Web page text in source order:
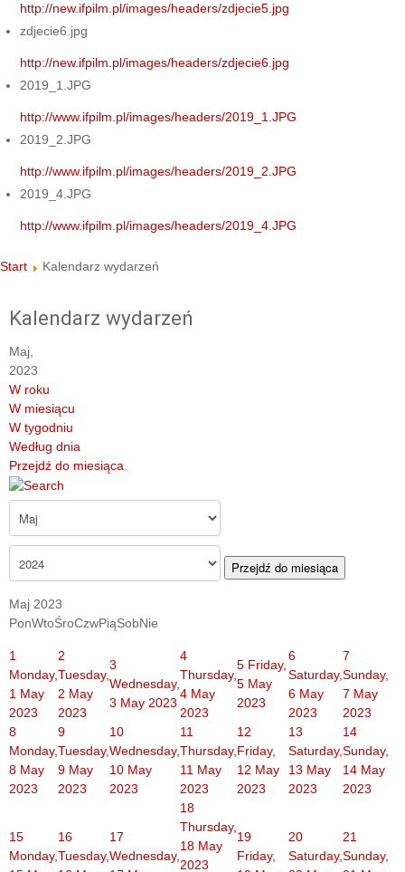
http://new.ifpilm.pl/images/headers/zdjecie5.jpg
zdjecie6.jpg
http://new.ifpilm.pl/images/headers/zdjecie6.jpg
2019_1.JPG
http://www.ifpilm.pl/images/headers/2019_1.JPG
2019_2.JPG
http://www.ifpilm.pl/images/headers/2019_2.JPG
2019_4.JPG
http://www.ifpilm.pl/images/headers/2019_4.JPG
Start Kalendarz wydarzeń
Kalendarz wydarzeń
Maj,
2023
W roku
W miesiącu
W tygodniu
Według dnia
Przejdź do miesiąca
Przejdź do miesiąca
Maj 2023
PonWtoŚroCzwPiąSobNie
1
Monday,
1 May
2023
2
Tuesday,
2 May
2023
3
Wednesday,
3 May 2023
4
Thursday,
4 May
2023
5 Friday,
5 May
2023
6
Saturday,
6 May
2023
7
Sunday,
7 May
2023
8
Monday,
8 May
2023
9
Tuesday,
9 May
2023
10
Wednesday,
10 May
2023
11
Thursday,
11 May
2023
12
Friday,
12 May
2023
13
Saturday,
13 May
2023
14
Sunday,
14 May
2023
15
Monday,
16
Tuesday,
17
Wednesday,
18
Thursday,
18 May
2023
19
Friday,
20
Saturday,
21
Sunday,